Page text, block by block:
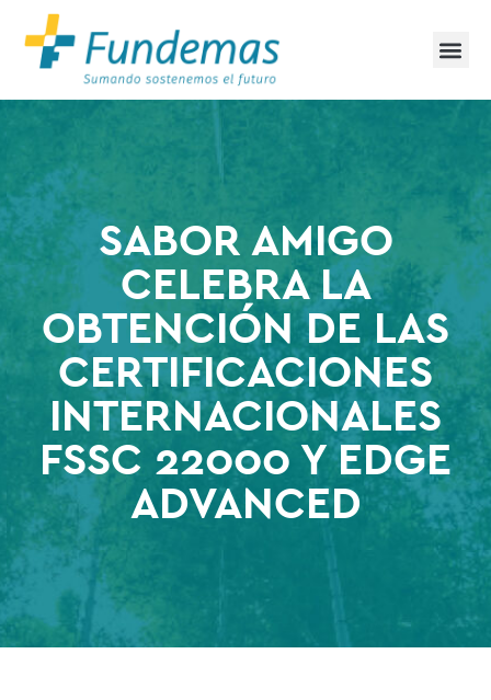
SABOR AMIGO
CELEBRA LA
OBTENCIÓN DE LAS
CERTIFICACIONES
INTERNACIONALES
FSSC 22000 Y EDGE
ADVANCED